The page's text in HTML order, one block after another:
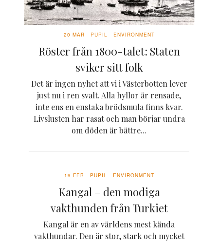
20 MAR PUPIL ENVIRONMENT
Röster från 1800-talet: Staten
sviker sitt folk
Det är ingen nyhet att vi i Västerbotten lever
just nu i ren svalt. Alla hyllor är rensade,
inte ens en enstaka brödsmula finns kvar.
Livslusten har rasat och man börjar undra
om döden är bättre...
19 FEB PUPIL ENVIRONMENT
Kangal – den modiga
vakthunden från Turkiet
Kangal är en av världens mest kända
vakthundar. Den är stor, stark och mycket